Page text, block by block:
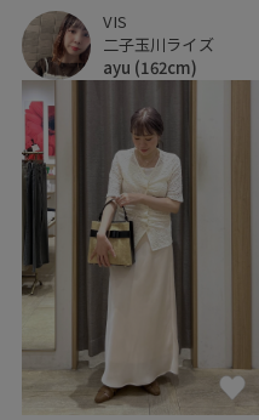
VIS
二子玉川ライズ
ayu (162cm)